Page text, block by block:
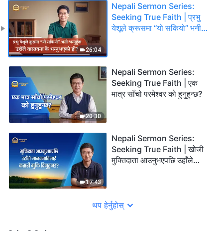
26:04
Nepali Sermon Series:
Seeking True Faith | प्रभु
येशूले क्रूसमा “यो सकियो” भनी
20:30
Nepali Sermon Series:
Seeking True Faith | एक
मात्र साँचो परमेश्‍वर को हुनुहुन्छ?
17:43
Nepali Sermon Series:
Seeking True Faith | खोजी
मुक्तिदाता आउनुभएपछि उहाँले
थप हेर्नुहोस्